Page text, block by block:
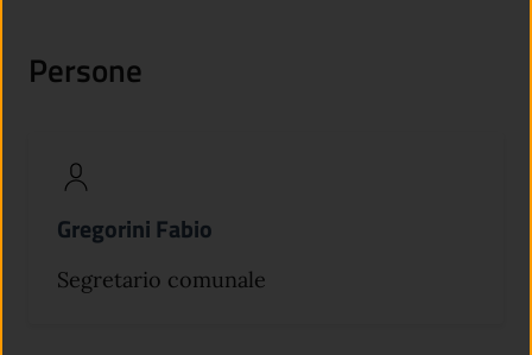
Persone
Gregorini Fabio
Segretario comunale